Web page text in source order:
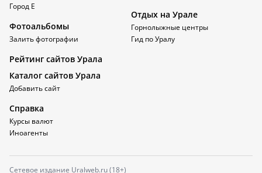
Город Е
Фотоальбомы
Залить фотографии
Отдых на Урале
Горнолыжные центры
Гид по Уралу
Рейтинг сайтов Урала
Каталог сайтов Урала
Добавить сайт
Справка
Курсы валют
Иноагенты
Сетевое издание Uralweb.ru (18+)